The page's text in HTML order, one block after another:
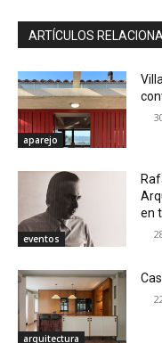
ARTÍCULOS
aparejo
eventos
en
arquitectura